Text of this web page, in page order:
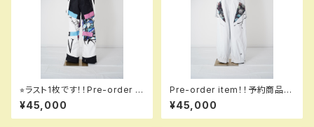
⭐︎ラスト1枚です！！Pre-order it
em！！予約商品です！！MQ075
00 EM GALAXXXY pants E
M 125 naruse em！！送料無料
¥45,000
Pre-order item！！予約商品で
す！！MQ07503 EM ＋＋＋ pa
nts EM 003 hflmtw em！！送
料無料（日本国内のみ）サービス
¥45,000